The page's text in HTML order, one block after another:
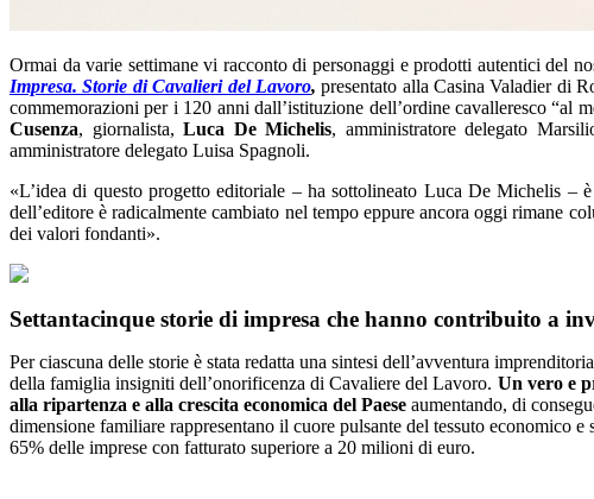
Ormai da varie settimane vi racconto di personaggi e prodotti autentici del
Impresa. Storie di Cavalieri del Lavoro,presentato alla Casina Valadier di
commemorazioni per i 120 anni dall’istituzione dell’ordine cavalleresco “al
Cusenza, giornalista, Luca De Michelis, amministratore delegato
amministratore delegato Luisa Spagnoli.
«L’idea di questo progetto editoriale – ha sottolineato Luca De Michelis
dell’editore è radicalmente cambiato nel tempo eppure ancora oggi rimane
dei valori fondanti».
Settantacinque storie di impresa che hanno contribuito a
Per ciascuna delle storie è stata redatta una sintesi dell’avventura
della famiglia insigniti dell’onorificenza di Cavaliere del Lavoro. Un vero e
alla ripartenza e alla crescita economica del Paese aumentando, di
dimensione familiare rappresentano il cuore pulsante del tessuto economico
65% delle imprese con fatturato superiore a 20 milioni di euro.